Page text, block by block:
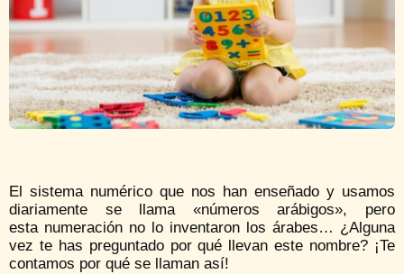
El sistema numérico que nos han enseñado y usamos
diariamente se llama «números arábigos», pero
esta numeración no lo inventaron los árabes… ¿Alguna
vez te has preguntado por qué llevan este nombre? ¡Te
contamos por qué se llaman así!